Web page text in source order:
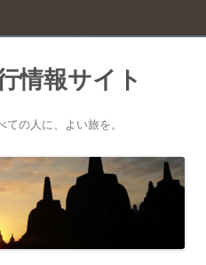
情報サイト
の人に、よい旅を。